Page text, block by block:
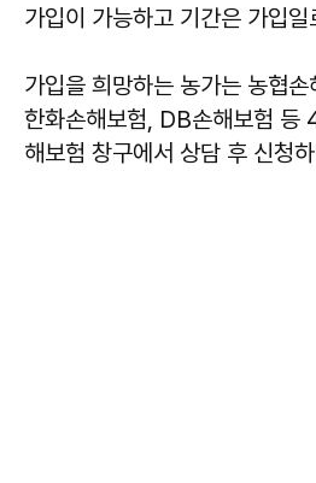
가입이 가능하고 기간은 가입
가입을 희망하는 농가는 농협
한화손해보험, DB손해보험 등
해보험 창구에서 상담 후 신청